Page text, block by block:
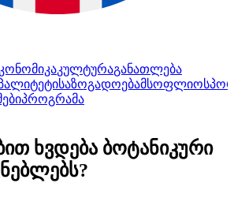
კულტურაგანათლება
საზოგადოებამსოფლიო
პროგრამა
ხვდება ბოტანიკური